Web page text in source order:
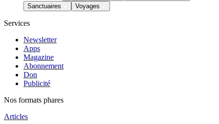
Sanctuaires
Voyages
Services
Newsletter
Apps
Magazine
Abonnement
Don
Publicité
Nos formats phares
Articles